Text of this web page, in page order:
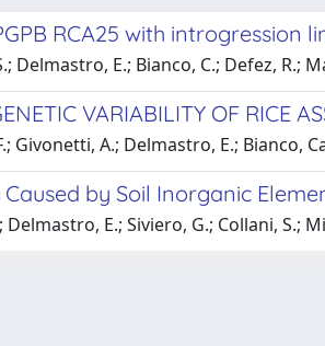
RCA25 with
Delmastro, E.; Bianco, C.; Defez, R.;
VARIABILITY OF RICE
Givonetti, A.; Delmastro, E.; Bianco,
by Soil Inorganic
E.; Siviero, G.; Collani, S.;